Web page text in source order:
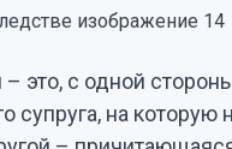
это, с одной
на которую